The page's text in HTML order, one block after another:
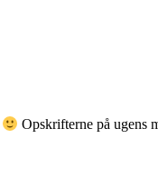
Opskrifterne på ugens